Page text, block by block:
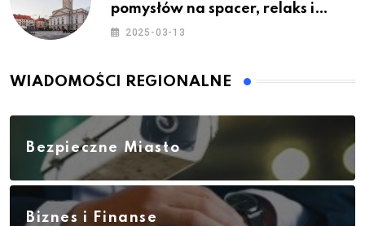
pomysłów na spacer, relaks i
rodzinne atrakcje
2025-03-13
WIADOMOŚCI REGIONALNE
Bezpieczne Miasto
Biznes i Finanse